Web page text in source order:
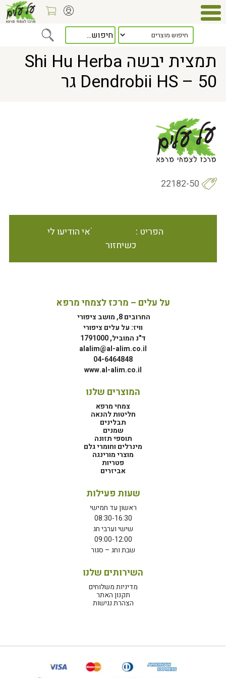
> תמצית יבשה Shi Hu Herba Dendrobii HS – 50 גר
תמצית יבשה Shi Hu Herba
Dendrobii HS – 50 גר
22182-50
הפריט אינו זמין במלאי הודיעו לי
כשיחזור
על עלים – מרכז לצמחי מרפא
החרובים 8, מושב ציפורי
וויז: על עלים ציפורי
ד"נ המוביל, 1791000
alalim@al-alim.co.il
04-6464848
www.al-alim.co.il
המוצרים שלנו
צמחי מרפא
חליטות להנאה
תבלינים
שמנים
תוספי תזונה
מינרלים וחומרי גלם
מוצרי מורינגה
פטריות
אביזרים
שעות פעילות
ראשון עד חמישי
08:30-16:30
שישי וערבי חג
09:00-12:00
שבת וחג – סגור
השירותים שלנו
מדיניות משלוחים
תקנון האתר
הצהרת נגישות